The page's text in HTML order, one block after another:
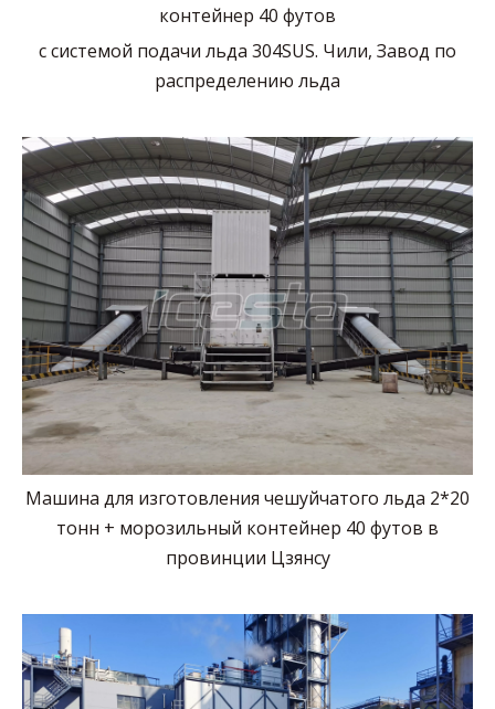
контейнер 40 футов
с системой подачи льда 304SUS. Чили, Завод по
распределению льда
Машина для изготовления чешуйчатого льда 2*20
тонн + морозильный контейнер 40 футов в
провинции Цзянсу